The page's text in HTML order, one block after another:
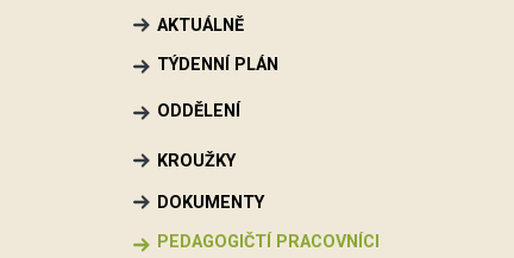
AKTUÁLNĚ
TÝDENNÍ PLÁN
ODDĚLENÍ
KROUŽKY
DOKUMENTY
PEDAGOGIČTÍ PRACOVNÍCI